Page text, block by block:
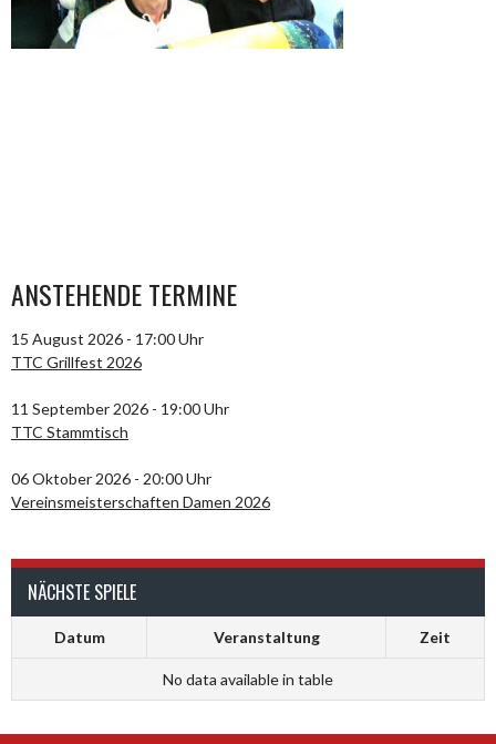
ANSTEHENDE TERMINE
15 August 2026 - 17:00 Uhr
TTC Grillfest 2026
11 September 2026 - 19:00 Uhr
TTC Stammtisch
06 Oktober 2026 - 20:00 Uhr
Vereinsmeisterschaften Damen 2026
NÄCHSTE SPIELE
Datum Veranstaltung Zeit
No data available in table